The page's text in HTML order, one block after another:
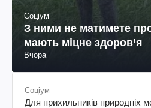
Соціум
З ними не матимете
мають міцне здоров’я
Вчора
Соціум
Для прихильників природніх